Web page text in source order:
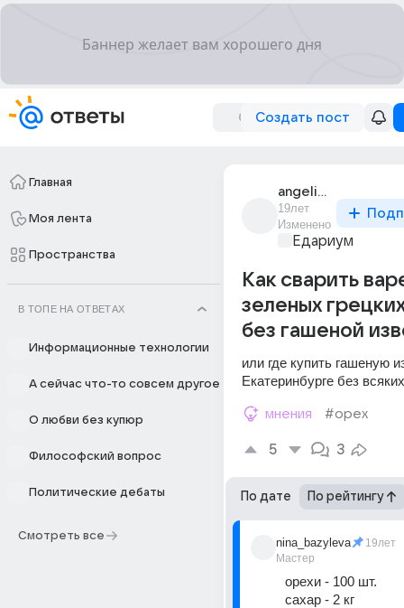
Создать пост
Главная
Моя лента
Пространства
В ТОПЕ НА ОТВЕТАХ
Информационные технологии
А сейчас что-то совсем другое
О любви без купюр
Философский вопрос
Политические дебаты
Смотреть все
angelina_452
19лет
Изменено
Едариум
Как сварить
зеленых
без гашеной
или где купить гашеную
Екатеринбурге без
мнения #орех
5 3
По дате По рейтингу
nina_bazyleva
Мастер
19лет
орехи - 100 шт.
сахар - 2 кг